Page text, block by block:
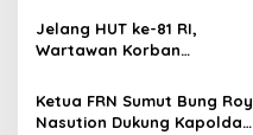
s
larut
di Polrestabes Medan
Setelah Membantu Polisi
RI Bapak Habiburokhman
Jelang HUT ke-81 RI,
Wartawan Korban
Polisi Menangkap Pelaku
Jadi Tersangka Berharap
Ketua FRN Sumut Bung Roy
Nasution Dukung Kapolda